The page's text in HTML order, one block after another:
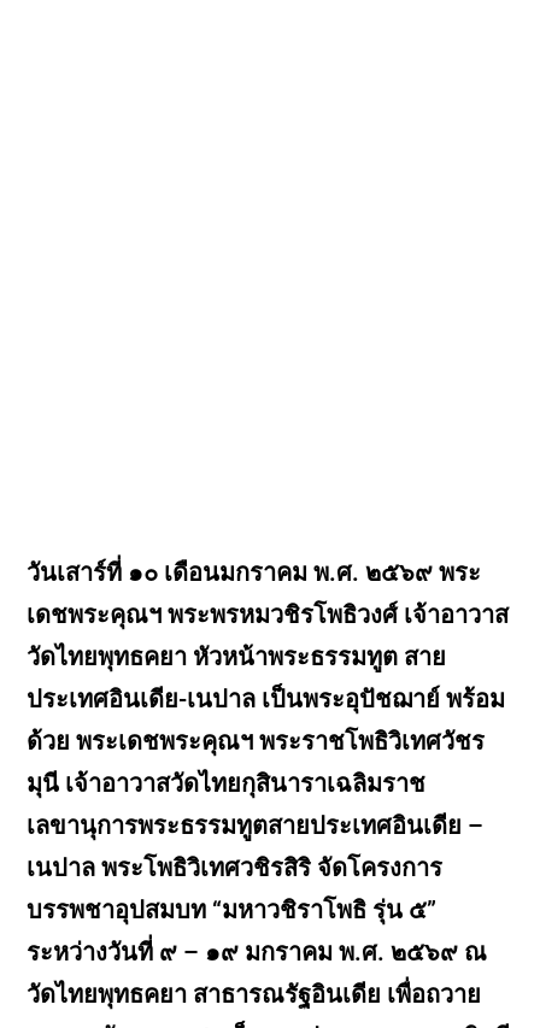
วันเสาร์ที่ ๑๐ เดือนมกราคม พ.ศ. ๒๕๖๙ พระ
เดชพระคุณฯ พระพรหมวชิรโพธิวงศ์ เจ้าอาวาส
วัดไทยพุทธคยา หัวหน้าพระธรรมทูต สาย
ประเทศอินเดีย-เนปาล เป็นพระอุปัชฌาย์ พร้อม
ด้วย พระเดชพระคุณฯ พระราชโพธิวิเทศวัชร
มุนี เจ้าอาวาสวัดไทยกุสินาราเฉลิมราช
เลขานุการพระธรรมทูตสายประเทศอินเดีย –
เนปาล พระโพธิวิเทศวชิรสิริ จัดโครงการ
บรรพชาอุปสมบท “มหาวชิราโพธิ รุ่น ๕”
ระหว่างวันที่ ๙ – ๑๙ มกราคม พ.ศ. ๒๕๖๙ ณ
วัดไทยพุทธคยา สาธารณรัฐอินเดีย เพื่อถวาย